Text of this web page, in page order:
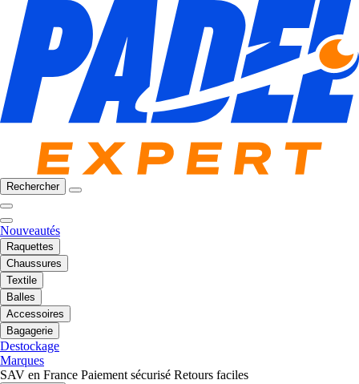
Rechercher
Nouveautés
Raquettes
Chaussures
Textile
Balles
Accessoires
Bagagerie
Destockage
Marques
SAV en France Paiement sécurisé Retours faciles